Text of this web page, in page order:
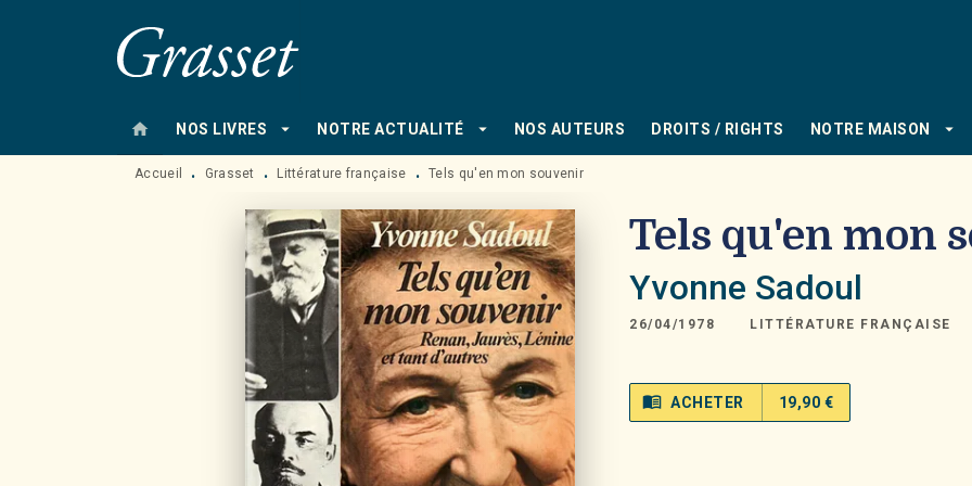
MENU RECHERCHE
home NOS LIVRES arrow_drop_down NOTRE ACTUALITÉ arrow_drop_down NOS AUTEURS DROITS / RIGHTS NOTRE MAISON arrow_drop_down
Accueil • Grasset • Littérature française • Tels qu'en mon souvenir
Tels qu'en mon
Yvonne Sadoul
26/04/1978 LITTÉRATURE FRANÇAISE
menu_book ACHETER 19,90 €